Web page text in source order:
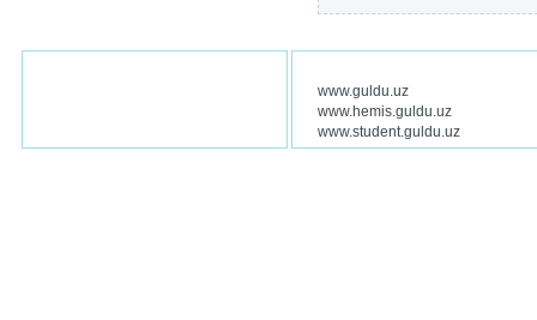
www.guldu.uz
www.hemis.guldu.uz
www.student.guldu.uz